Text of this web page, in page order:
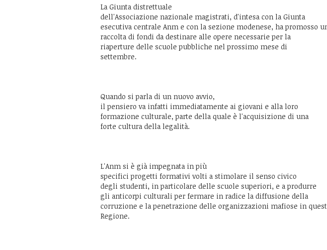
La Giunta distrettuale
dell'Associazione nazionale magistrati, d'intesa con la Giunta
esecutiva centrale Anm e con la sezione modenese, ha promosso
raccolta di fondi da destinare alle opere necessarie per la
riaperture delle scuole pubbliche nel prossimo mese di
settembre.
Quando si parla di un nuovo avvio,
il pensiero va infatti immediatamente ai giovani e alla loro
formazione culturale, parte della quale è l'acquisizione di una
forte cultura della legalità.
L'Anm si è già impegnata in più
specifici progetti formativi volti a stimolare il senso civico
degli studenti, in particolare delle scuole superiori, e a produrre
gli anticorpi culturali per fermare in radice la diffusione della
corruzione e la penetrazione delle organizzazioni mafiose in
Regione.